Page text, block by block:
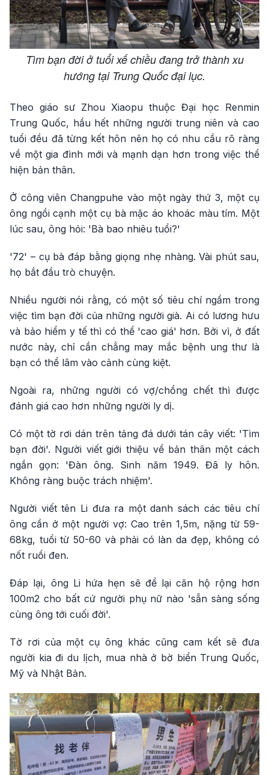
Tìm bạn đời ở tuổi xế chiều đang trở thành xu
hướng tại Trung Quốc đại lục.
Theo giáo sư Zhou Xiaopu thuộc Đại học Renmin
Trung Quốc, hầu hết những người trung niên và cao
tuổi đều đã từng kết hôn nên họ có nhu cầu rõ ràng
về một gia đình mới và mạnh dạn hơn trong việc thể
hiện bản thân.
Ở công viên Changpuhe vào một ngày thứ 3, một cụ
ông ngồi cạnh một cụ bà mặc áo khoác màu tím. Một
lúc sau, ông hỏi: 'Bà bao nhiêu tuổi?'
'72' – cụ bà đáp bằng giọng nhẹ nhàng. Vài phút sau,
họ bắt đầu trò chuyện.
Nhiều người nói rằng, có một số tiêu chí ngầm trong
việc tìm bạn đời của những người già. Ai có lương hưu
và bảo hiểm y tế thì có thể 'cao giá' hơn. Bởi vì, ở đất
nước này, chỉ cần chẳng may mắc bệnh ung thư là
bạn có thể lâm vào cảnh cùng kiệt.
Ngoài ra, những người có vợ/chồng chết thì được
đánh giá cao hơn những người ly dị.
Có một tờ rơi dán trên tảng đá dưới tán cây viết: 'Tìm
bạn đời'. Người viết giới thiệu về bản thân một cách
ngắn gọn: 'Đàn ông. Sinh năm 1949. Đã ly hôn.
Không ràng buộc trách nhiệm'.
Người viết tên Li đưa ra một danh sách các tiêu chí
ông cần ở một người vợ: Cao trên 1,5m, nặng từ 59-
68kg, tuổi từ 50-60 và phải có làn da đẹp, không có
nốt ruồi đen.
Đáp lại, ông Li hứa hẹn sẽ để lại căn hộ rộng hơn
100m2 cho bất cứ người phụ nữ nào 'sẵn sàng sống
cùng ông tới cuối đời'.
Tờ rơi của một cụ ông khác cũng cam kết sẽ đưa
người kia đi du lịch, mua nhà ở bờ biển Trung Quốc,
Mỹ và Nhật Bản.